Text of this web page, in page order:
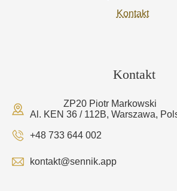
Kontakt
Kontakt
ZP20 Piotr Markowski
Al. KEN 36 / 112B, Warszawa,
+48 733 644 002
kontakt@sennik.app